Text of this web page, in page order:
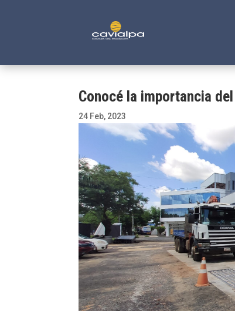
Conocé la importancia
24 Feb, 2023